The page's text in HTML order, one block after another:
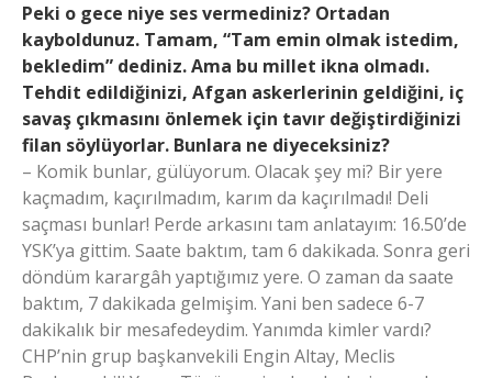
Peki o gece niye ses vermediniz? Ortadan
kayboldunuz. Tamam, “Tam emin olmak istedim,
bekledim” dediniz. Ama bu millet ikna olmadı.
Tehdit edildiğinizi, Afgan askerlerinin geldiğini, iç
savaş çıkmasını önlemek için tavır değiştirdiğinizi
filan söylüyorlar. Bunlara ne diyeceksiniz?
– Komik bunlar, gülüyorum. Olacak şey mi? Bir yere
kaçmadım, kaçırılmadım, karım da kaçırılmadı! Deli
saçması bunlar! Perde arkasını tam anlatayım: 16.50’de
YSK’ya gittim. Saate baktım, tam 6 dakikada. Sonra geri
döndüm karargâh yaptığımız yere. O zaman da saate
baktım, 7 dakikada gelmişim. Yani ben sadece 6-7
dakikalık bir mesafedeydim. Yanımda kimler vardı?
CHP’nin grup başkanvekili Engin Altay, Meclis